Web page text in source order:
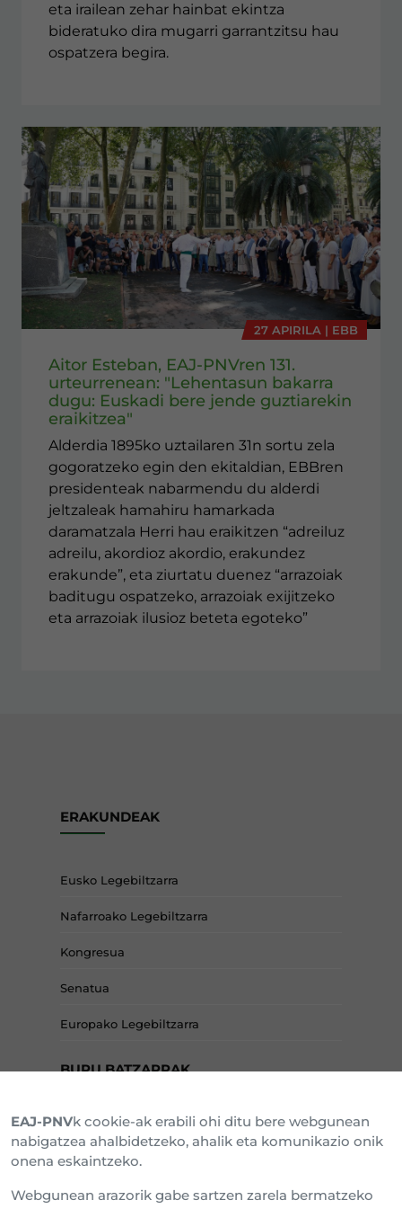
eta irailean zehar hainbat ekintza
bideratuko dira mugarri garrantzitsu hau
ospatzera begira.
27 APIRILA | EBB
Aitor Esteban, EAJ-PNVren 131.
urteurrenean: "Lehentasun bakarra
dugu: Euskadi bere jende guztiarekin
eraikitzea"
Alderdia 1895ko uztailaren 31n sortu zela
gogoratzeko egin den ekitaldian, EBBren
presidenteak nabarmendu du alderdi
jeltzaleak hamahiru hamarkada
daramatzala Herri hau eraikitzen “adreiluz
adreilu, akordioz akordio, erakundez
erakunde”, eta ziurtatu duenez “arrazoiak
baditugu ospatzeko, arrazoiak exijitzeko
eta arrazoiak ilusioz beteta egoteko”
ERAKUNDEAK
Eusko Legebiltzarra
Nafarroako Legebiltzarra
Kongresua
Senatua
Europako Legebiltzarra
BURU BATZARRAK
Araba Buru Batzar
Bizkai Buru Batzar
Gipuzko Buru Batzar
EAJ-PNVk cookie-ak erabili ohi ditu bere webgunean
nabigatzea ahalbidetzeko, ahalik eta komunikazio onik
onena eskaintzeko.
Webgunean arazorik gabe sartzen zarela bermatzeko